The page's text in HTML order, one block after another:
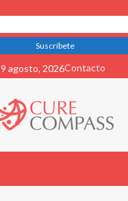
9 agosto, 2026Contacto